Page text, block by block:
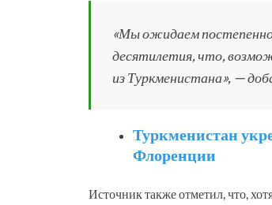
«Мы ожидаем
десятилетия, что,
из Туркменистана», —
Туркменистан
Флоренции
Источник также отметил, что,